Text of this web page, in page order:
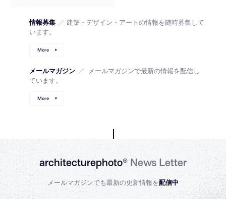
情報募集 ／ 建築・デザイン・アートの情報を随時募集して
います。
More
メールマガジン ／
メールマガジンで最新の情報を配信し
ています。
More
architecturephoto®News Letter
メールマガジンでも最新の更新情報を配信中